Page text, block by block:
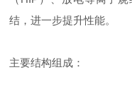
结，进一步提升性能。
主要结构组成：